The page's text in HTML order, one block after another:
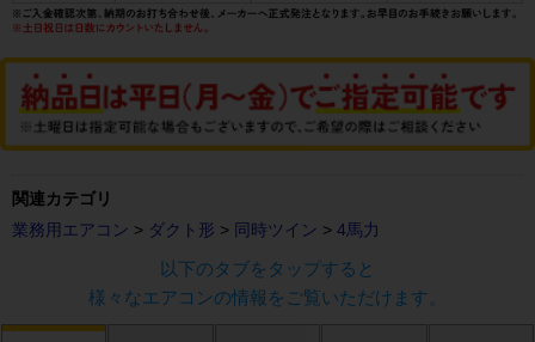
関連カテゴリ
業務用エアコン > ダクト形 > 同時ツイン > 4馬力
以下のタブをタップすると
様々なエアコンの情報をご覧いただけます。